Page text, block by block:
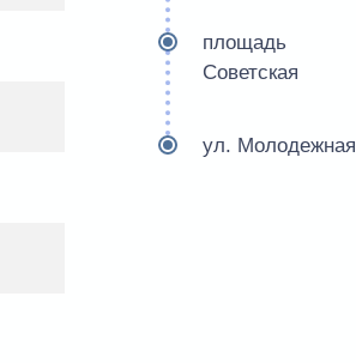
площадь
Советская
ул. Молодежная